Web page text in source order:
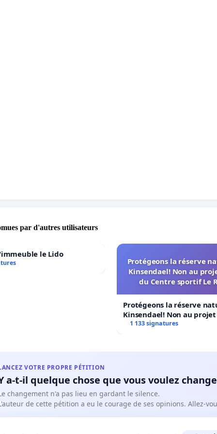
des emplois : les partenaires sociaux sont
que pour rendre le secteur à nouveau attractif
classification des emplois le moyen idéal pour rendre
du secteur plus attractifs
effet, un groupe de travail est en cours de constitution
un système de refroidissement est prévu pour le
de congélation sera établie. Dans le même groupe de
les plus basses étant
cela signifie que les deux échelles les plus
actuelles serviront de
départ pour les deux classes les plus basses. Ce groupe
doit parvenir à un accord sur
par d'autres utilisateurs
le Lido
Protégeons la réserve
Kinsendael! Non au
du Centre sportif Le
Protégeons la réserve
Kinsendael! Non au projet
Centre sportif Le Roseau!
1 133 signatures
VOTRE PROPRE PÉTITION
a-t-il quelque chose que vous voulez
changement n'a pas lieu en gardant le silence.
de cette pétition a eu le courage de ses opinions. Allez-